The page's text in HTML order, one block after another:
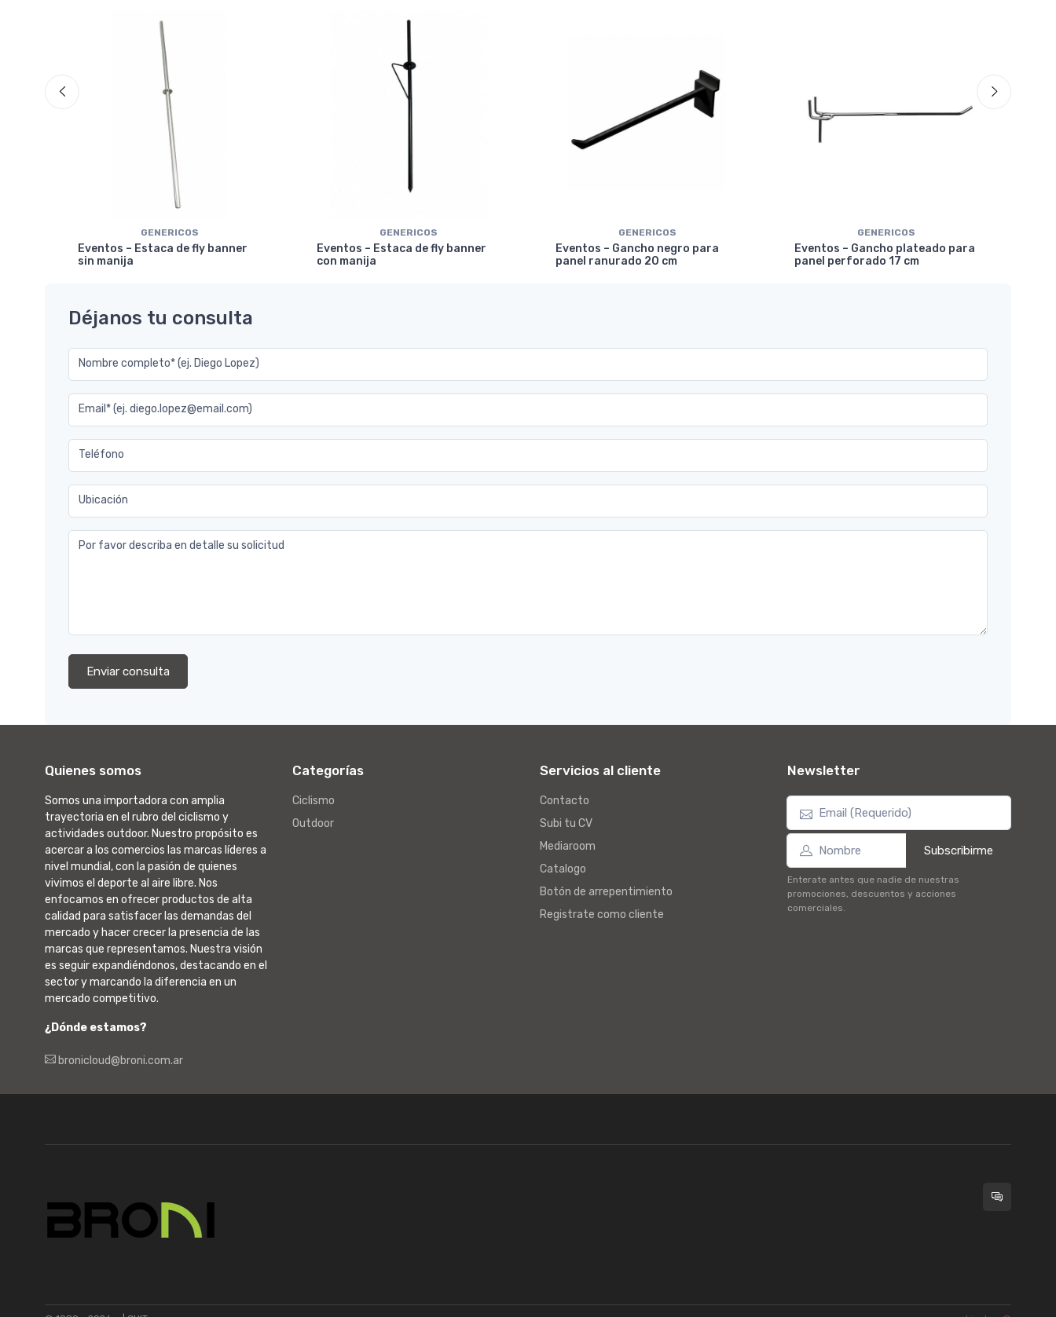
GENERICOS
Eventos – Estaca de fly banner
sin manija
GENERICOS
Eventos – Estaca de fly banner
con manija
GENERICOS
Eventos – Gancho negro para
panel ranurado 20 cm
GENERICOS
Eventos – Gancho plateado para
panel perforado 17 cm
Déjanos tu consulta
Nombre completo* (ej. Diego Lopez)
Email* (ej. diego.lopez@email.com)
Teléfono
Ubicación
Por favor describa en detalle su solicitud
Enviar consulta
Quienes somos
Somos una importadora con amplia
trayectoria en el rubro del ciclismo y
actividades outdoor. Nuestro propósito es
acercar a los comercios las marcas líderes a
nivel mundial, con la pasión de quienes
vivimos el deporte al aire libre. Nos
enfocamos en ofrecer productos de alta
calidad para satisfacer las demandas del
mercado y hacer crecer la presencia de las
marcas que representamos. Nuestra visión
es seguir expandiéndonos, destacando en el
sector y marcando la diferencia en un
mercado competitivo.
¿Dónde estamos?
bronicloud@broni.com.ar
Categorías
Ciclismo
Outdoor
Servicios al cliente
Contacto
Subi tu CV
Mediaroom
Catalogo
Botón de arrepentimiento
Registrate como cliente
Newsletter
Subscribirme
Enterate antes que nadie de nuestras
promociones, descuentos y acciones
comerciales.